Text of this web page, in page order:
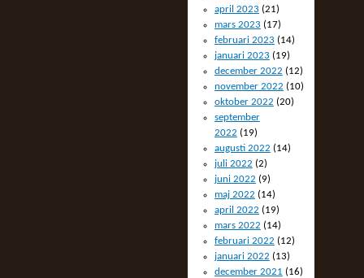
april 2023 (21)
mars 2023 (17)
februari 2023 (14)
januari 2023 (19)
december 2022 (12)
november 2022 (10)
oktober 2022 (20)
september
2022 (19)
augusti 2022 (14)
juli 2022 (2)
juni 2022 (9)
maj 2022 (14)
april 2022 (19)
mars 2022 (14)
februari 2022 (12)
januari 2022 (13)
december 2021 (16)